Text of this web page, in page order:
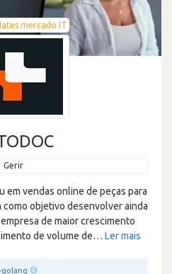
mercado IT
Gerir
em vendas online de peças para
como objetivo desenvolver ainda
de maior crescimento
de volume de… Ler mais
golang